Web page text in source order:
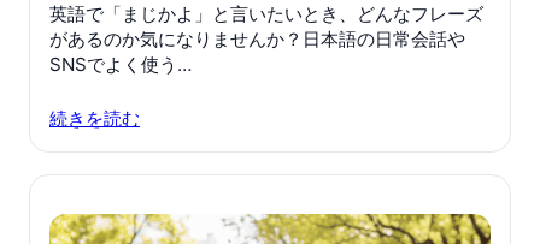
英語で「まじかよ」と言いたいとき、どんなフレーズ
があるのか気になりませんか？日本語の日常会話や
SNSでよく使う…
続きを読む